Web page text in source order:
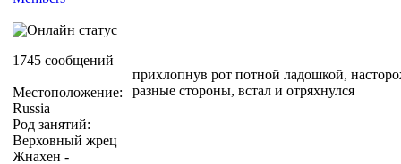
1745 сообщений
Местоположение:
Russia
Род занятий:
Верховный жрец
Жнахен -
прихлопнув рот потной ладошкой,
разные стороны, встал и отряхнулся